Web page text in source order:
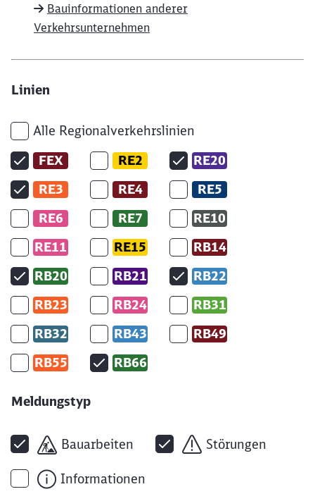
Bauinformationen anderer
Verkehrsunternehmen
Linien
Alle Regionalverkehrslinien
FEX
RE2
RE20
RE3
RE4
RE5
RE6
RE7
RE10
RE11
RE15
RB14
RB20
RB21
RB22
RB23
RB24
RB31
RB32
RB43
RB49
RB55
RB66
Meldungstyp
Bauarbeiten Störungen
Informationen